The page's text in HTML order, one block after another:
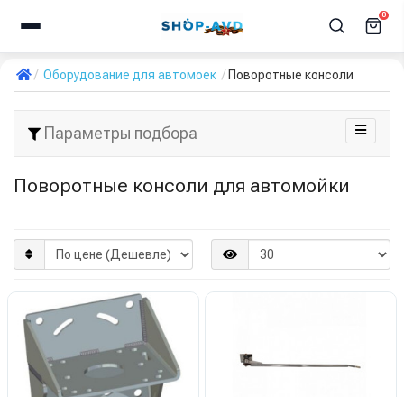
0
Оборудование для автомоек Поворотные консоли
Параметры подбора
Поворотные консоли для автомойки